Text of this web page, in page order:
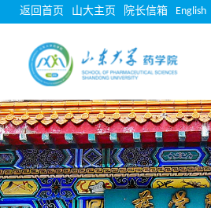
返回首页 山大主页 院长信箱 English